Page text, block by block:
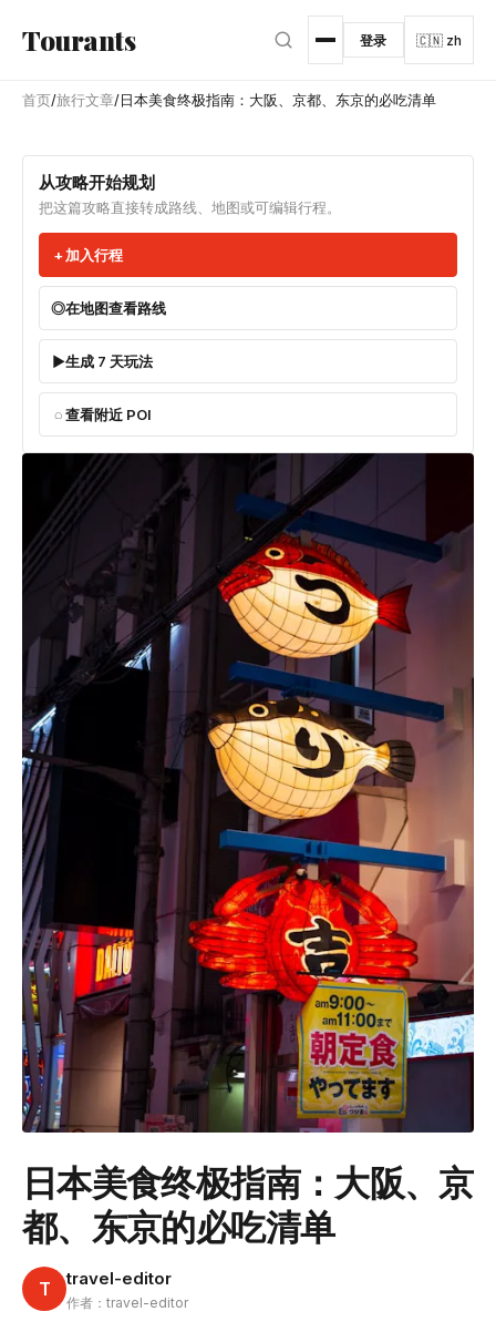
Tourants 登录 🇨🇳 zh
首页/旅行文章/日本美食终极指南：大阪、京都、东京的必吃清单
从攻略开始规划
把这篇攻略直接转成路线、地图或可编辑行程。
加入行程
在地图查看路线
生成 7 天玩法
查看附近 POI
日本美食终极指南：大阪、京
都、东京的必吃清单
T travel-editor
作者：travel-editor